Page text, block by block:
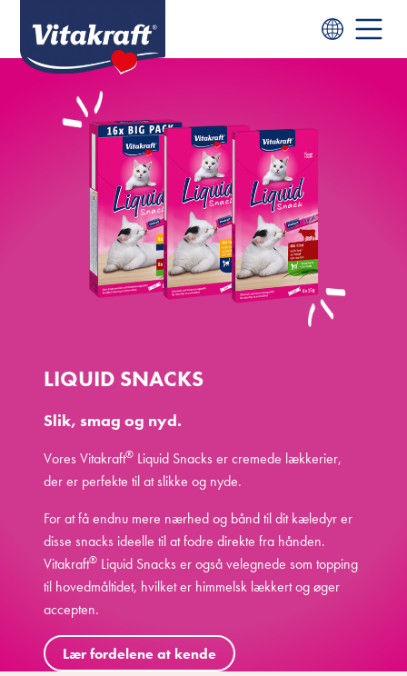
LIQUID SNACKS
Slik, smag og nyd.
Vores Vitakraft® Liquid Snacks er cremede lækkerier,
der er perfekte til at slikke og nyde.
For at få endnu mere nærhed og bånd til dit kæledyr er
disse snacks ideelle til at fodre direkte fra hånden.
Vitakraft® Liquid Snacks er også velegnede som topping
til hovedmåltidet, hvilket er himmelsk lækkert og øger
accepten.
Lær fordelene at kende